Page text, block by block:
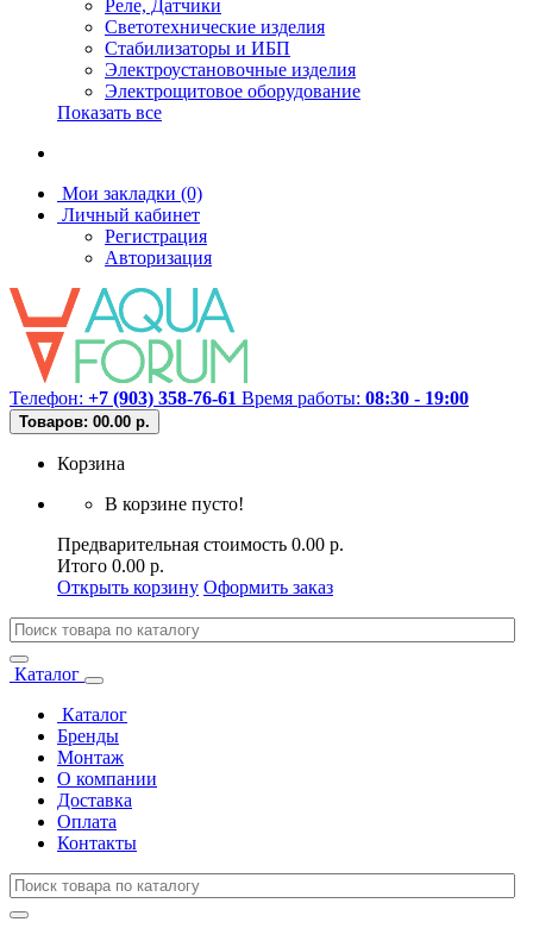
Реле, Датчики
Светотехнические изделия
Стабилизаторы и ИБП
Электроустановочные изделия
Электрощитовое оборудование
Показать все
Мои закладки (0)
Личный кабинет
Регистрация
Авторизация
Телефон: +7 (903) 358-76-61 Время работы: 08:30 - 19:00
Товаров: 00.00 р.
Корзина
В корзине пусто!
Предварительная стоимость 0.00 р.
Итого 0.00 р.
Открыть корзину Оформить заказ
Каталог
Каталог
Бренды
Монтаж
О компании
Доставка
Оплата
Контакты